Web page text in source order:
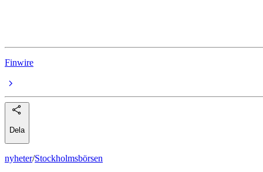
Finwire
Dela
nyheter/Stockholmsbörsen